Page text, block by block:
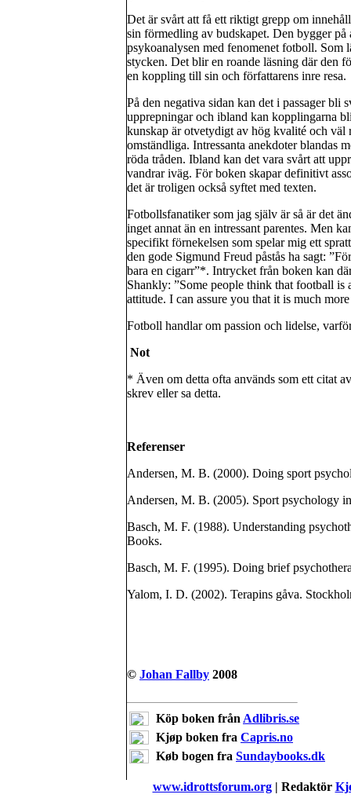
Det är svårt att få ett riktigt grepp om
sin förmedling av budskapet. Den bygger
psykoanalysen med fenomenet fotboll. Som
stycken. Det blir en roande läsning där den
en koppling till sin och författarens inre resa.
På den negativa sidan kan det i passager
upprepningar och ibland kan kopplingarna
kunskap är otvetydigt av hög kvalité och väl
omständliga. Intressanta anekdoter blandas
röda tråden. Ibland kan det vara svårt att
vandrar iväg. För boken skapar definitivt
det är troligen också syftet med texten.
Fotbollsfanatiker som jag själv är så är det
inget annat än en intressant parentes. Men
specifikt förnekelsen som spelar mig ett
den gode Sigmund Freud påstås ha sagt:
bara en cigarr”*. Intrycket från boken kan
Shankly: ”Some people think that football is
attitude. I can assure you that it is much
Fotboll handlar om passion och lidelse,
Not
* Även om detta ofta används som ett citat
skrev eller sa detta.
Referenser
Andersen, M. B. (2000). Doing sport
Andersen, M. B. (2005). Sport psychology
Basch, M. F. (1988). Understanding
Books.
Basch, M. F. (1995). Doing brief
Yalom, I. D. (2002). Terapins gåva.
© Johan Fallby 2008
Köp boken från Adlibris.se
Kjøp boken fra Capris.no
Køb bogen fra Sundaybooks.dk
www.idrottsforum.org| Redaktör